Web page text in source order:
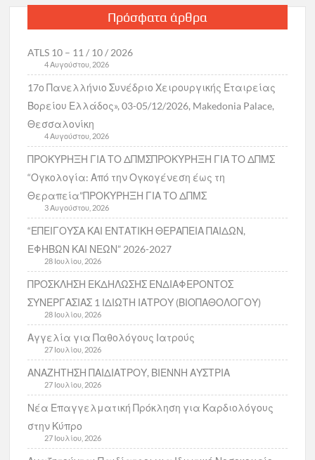
Πρόσφατα άρθρα
ATLS 10 – 11 / 10 / 2026
4 Αυγούστου, 2026
17ο Πανελλήνιο Συνέδριο Χειρουργικής Εταιρείας
Βορείου Ελλάδος», 03-05/12/2026, Makedonia Palace,
Θεσσαλονίκη
4 Αυγούστου, 2026
ΠΡΟΚΥΡΗΞΗ ΓΙΑ ΤΟ ΔΠΜΣΠΡΟΚΥΡΗΞΗ ΓΙΑ ΤΟ ΔΠΜΣ
“Ογκολογία: Από την Ογκογένεση έως τη
Θεραπεία”ΠΡΟΚΥΡΗΞΗ ΓΙΑ ΤΟ ΔΠΜΣ
3 Αυγούστου, 2026
“ΕΠΕΙΓΟΥΣΑ ΚΑΙ ΕΝΤΑΤΙΚΗ ΘΕΡΑΠΕΙΑ ΠΑΙΔΩΝ,
ΕΦΗΒΩΝ ΚΑΙ ΝΕΩΝ” 2026-2027
28 Ιουλίου, 2026
ΠΡΟΣΚΛΗΣΗ ΕΚΔΗΛΩΣΗΣ ΕΝΔΙΑΦΕΡΟΝΤΟΣ
ΣΥΝΕΡΓΑΣΙΑΣ 1 ΙΔΙΩΤΗ ΙΑΤΡΟΥ (ΒΙΟΠΑΘΟΛΟΓΟΥ)
28 Ιουλίου, 2026
Αγγελία για Παθολόγους Ιατρούς
27 Ιουλίου, 2026
ΑΝΑΖΗΤΗΣΗ ΠΑΙΔΙΑΤΡΟΥ, ΒΙΕΝΝΗ ΑΥΣΤΡΙΑ
27 Ιουλίου, 2026
Νέα Επαγγελματική Πρόκληση για Καρδιολόγους
στην Κύπρο
27 Ιουλίου, 2026